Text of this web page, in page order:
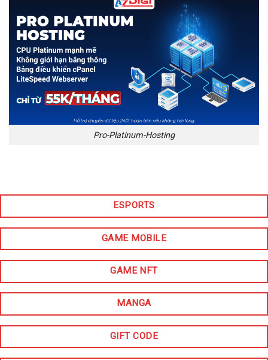
Pro-Platinum-Hosting
ESPORTS
GAME MOBILE
GAME NFT
MANGA
GIFT CODE